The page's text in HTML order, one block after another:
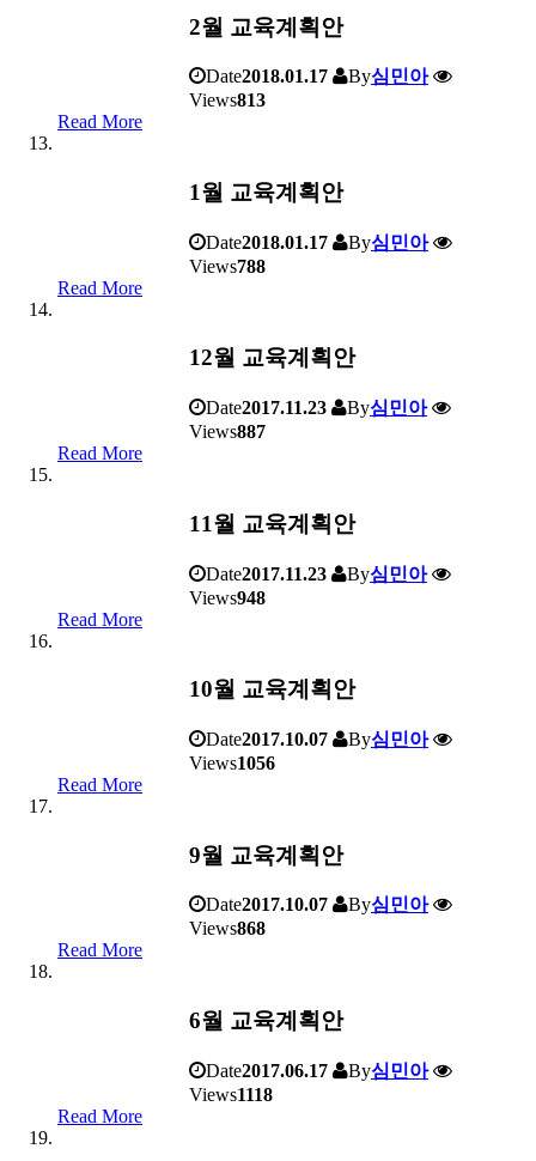
2월 교육계획안
Date2018.01.17 By심민아
Views813
Read More
1월 교육계획안
Date2018.01.17 By심민아
Views788
Read More
12월 교육계획안
Date2017.11.23 By심민아
Views887
Read More
11월 교육계획안
Date2017.11.23 By심민아
Views948
Read More
10월 교육계획안
Date2017.10.07 By심민아
Views1056
Read More
9월 교육계획안
Date2017.10.07 By심민아
Views868
Read More
6월 교육계획안
Date2017.06.17 By심민아
Views1118
Read More